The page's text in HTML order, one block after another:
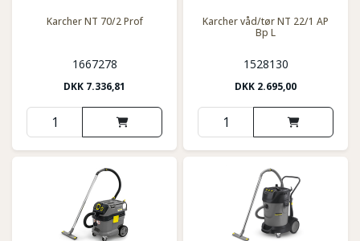
Karcher NT 70/2 Prof
1667278
DKK 7.336,81
Karcher våd/tør NT 22/1 AP
Bp L
1528130
DKK 2.695,00